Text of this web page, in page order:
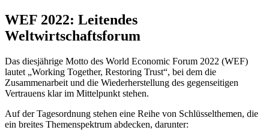
WEF 2022: Leitendes
Weltwirtschaftsforum
Das diesjährige Motto des World Economic Forum 2022 (WEF)
lautet „Working Together, Restoring Trust“, bei dem die
Zusammenarbeit und die Wiederherstellung des gegenseitigen
Vertrauens klar im Mittelpunkt stehen.
Auf der Tagesordnung stehen eine Reihe von Schlüsselthemen, die
ein breites Themenspektrum abdecken, darunter: